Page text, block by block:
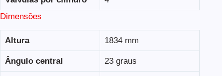
Dimensões
Altura 1834 mm
Ângulo central 23 graus